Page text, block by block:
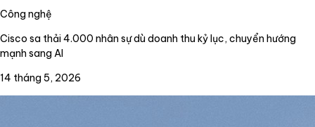
Công nghệ
Cisco sa thải 4.000 nhân sự dù doanh thu kỷ lục, chuyển hướng
mạnh sang AI
14 tháng 5, 2026